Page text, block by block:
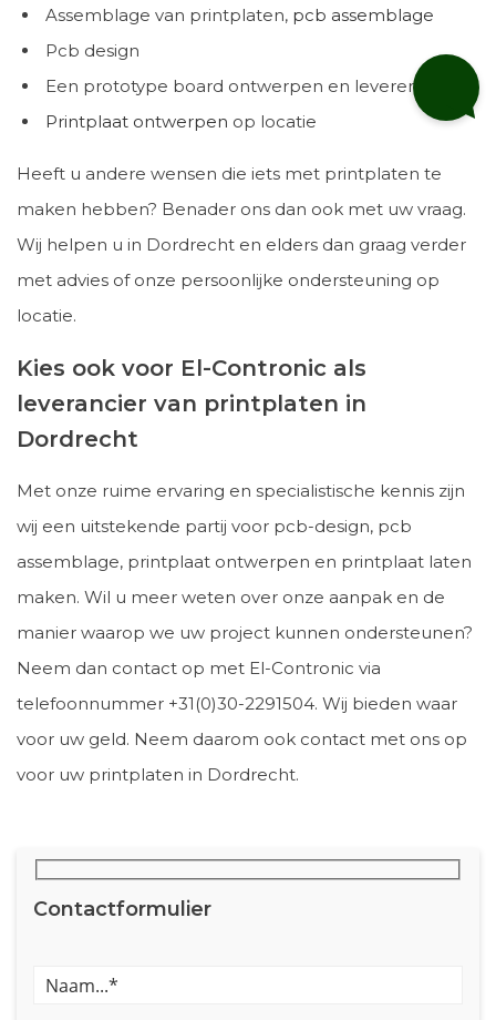
Assemblage van printplaten, pcb assemblage
Pcb design
Een prototype board ontwerpen en leveren
Printplaat ontwerpen op locatie
Heeft u andere wensen die iets met printplaten te
maken hebben? Benader ons dan ook met uw vraag.
Wij helpen u in Dordrecht en elders dan graag verder
met advies of onze persoonlijke ondersteuning op
locatie.
Kies ook voor El-Contronic als
leverancier van printplaten in
Dordrecht
Met onze ruime ervaring en specialistische kennis zijn
wij een uitstekende partij voor pcb-design, pcb
assemblage, printplaat ontwerpen en printplaat laten
maken. Wil u meer weten over onze aanpak en de
manier waarop we uw project kunnen ondersteunen?
Neem dan contact op met El-Contronic via
telefoonnummer +31(0)30-2291504. Wij bieden waar
voor uw geld. Neem daarom ook contact met ons op
voor uw printplaten in Dordrecht.
Contactformulier